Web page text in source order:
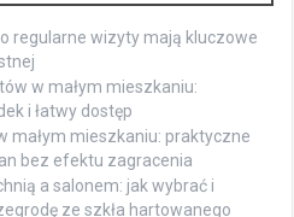
regularne wizyty mają kluczowe
w małym mieszkaniu:
i łatwy dostęp
małym mieszkaniu: praktyczne
bez efektu zagracenia
a salonem: jak wybrać i
ze szkła hartowanego